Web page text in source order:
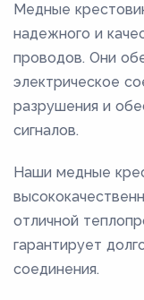
53,5
5,8
63,5
7
7,8
8,6
Медные
надежного и
проводов. Они
электрическое
разрушения и
сигналов.
Наши медные
отличной
гарантирует
соединения.